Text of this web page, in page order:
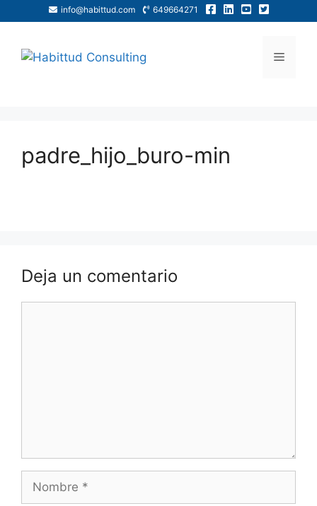
info@habittud.com 649664271
padre_hijo_buro-min
Deja un comentario